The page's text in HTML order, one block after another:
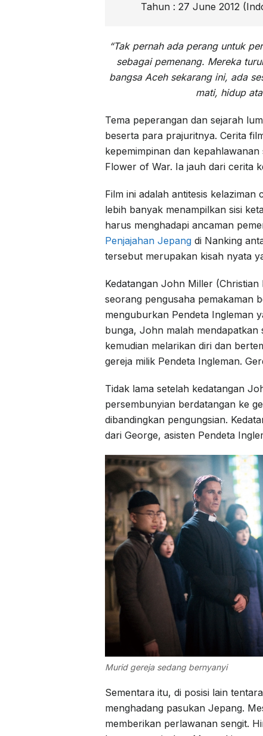
Tahun : 27 June 2012
“Tak pernah ada perang untuk
sebagai pemenang. Mereka
bangsa Aceh sekarang ini, ada
mati, hidup
Tema peperangan dan sejarah
beserta para prajuritnya. Cerita
kepemimpinan dan
Flower of War. Ia jauh dari cerita
Film ini adalah antitesis
lebih banyak menampilkan sisi
harus menghadapi ancaman
Penjajahan Jepang di Nanking
tersebut merupakan kisah nyata
Kedatangan John Miller
seorang pengusaha pemakaman
menguburkan Pendeta Ingleman
bunga, John malah
kemudian melarikan diri dan
gereja milik Pendeta Ingleman.
Tidak lama setelah kedatangan
persembunyian berdatangan ke
dibandingkan pengungsian.
dari George, asisten Pendeta
Murid gereja sedang bernyanyi
Sementara itu, di posisi lain
menghadang pasukan Jepang.
memberikan perlawanan sengit.